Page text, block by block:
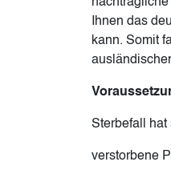
Ihnen das
kann. Somit
Sterbefall hat
verstorbene